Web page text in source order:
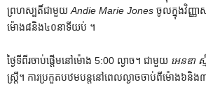
ព្រហស្បតិ៍​ជាមួយ​ Andie Marie Jones ចូល​ក្នុង​វិញ្ញា
ម៉ោង​៨​និង​៤០​នាទី​យប់ ។
ថ្ងៃទីពីរចាប់ផ្តើមនៅម៉ោង 5:00 ល្ងាច។ ជាមួយ អេនឌា ស្
ស្ត្រី។ ការ​ប្រកួត​បឋម​បន្ត​នៅ​ពេល​ល្ងាច​ចាប់​ពី​ម៉ោង​៦​និ